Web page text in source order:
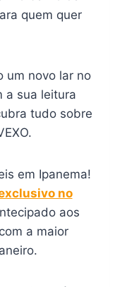
quem quer
um novo lar no
a sua leitura
tudo sobre
em Ipanema!
no
aos
a maior